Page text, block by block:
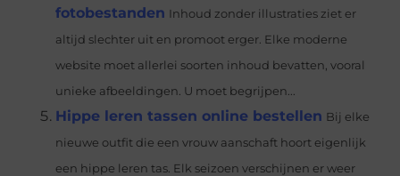
fotobestanden Inhoud zonder illustraties ziet er
altijd slechter uit en promoot erger. Elke moderne
website moet allerlei soorten inhoud bevatten, vooral
unieke afbeeldingen. U moet begrijpen...
Hippe leren tassen online bestellen Bij elke
nieuwe outfit die een vrouw aanschaft hoort eigenlijk
een hippe leren tas. Elk seizoen verschijnen er weer